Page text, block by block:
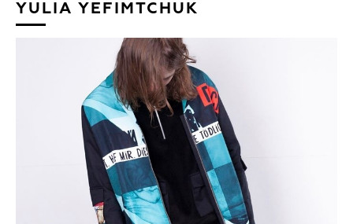
YULIA YEFIMTCHUK